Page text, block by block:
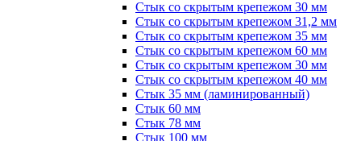
Стык со скрытым крепежом 30 мм
Стык со скрытым крепежом 31,2 мм
Стык со скрытым крепежом 35 мм
Стык со скрытым крепежом 60 мм
Стык со скрытым крепежом 30 мм
Стык со скрытым крепежом 40 мм
Стык 35 мм (ламинированный)
Стык 60 мм
Стык 78 мм
Стык 100 мм